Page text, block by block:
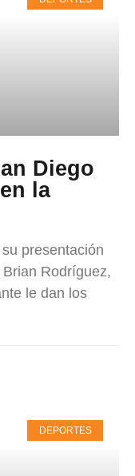
Diego
la
presentación
Rodríguez,
le dan los
DEPORTES